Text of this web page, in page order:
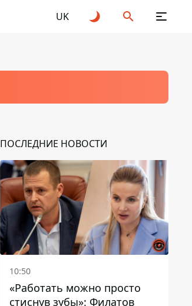
UK
ПОСЛЕДНИЕ НОВОСТИ
10:50
«Работать можно просто
стиснув зубы»: Филатов